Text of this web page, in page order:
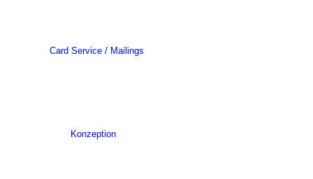
Card Service / Mailings
Konzeption